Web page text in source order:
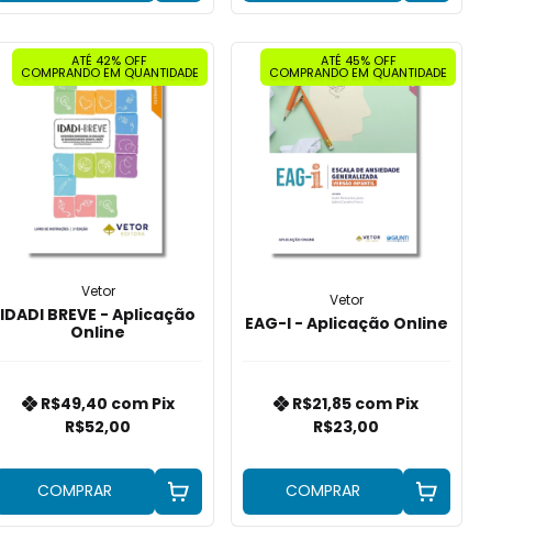
ATÉ 42% OFF
COMPRANDO EM QUANTIDADE
Vetor
IDADI BREVE - Aplicação
Online
R$52,00
R$49,40 com Pix
COMPRAR
ATÉ 45% OFF
COMPRANDO EM QUANTIDADE
Vetor
EAG-I - Aplicação Online
R$23,00
R$21,85 com Pix
COMPRAR